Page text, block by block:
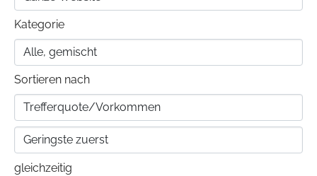
Kategorie
Sortieren nach
gleichzeitig